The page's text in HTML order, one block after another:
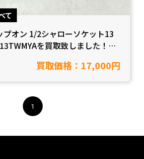
て
オン 1/2シャローソケット13
を買取致しました！
買取価格：17,000円
1